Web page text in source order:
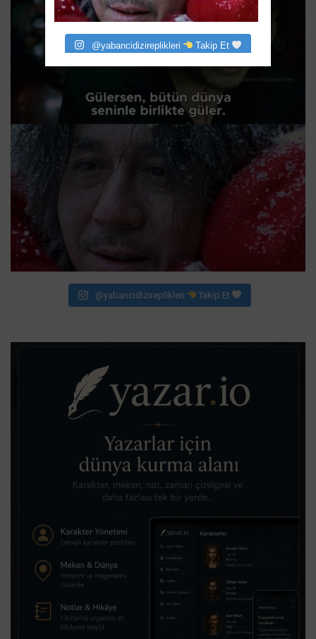
@yabancidizireplikleri Takip Et
@yabancidizireplikleri Takip Et